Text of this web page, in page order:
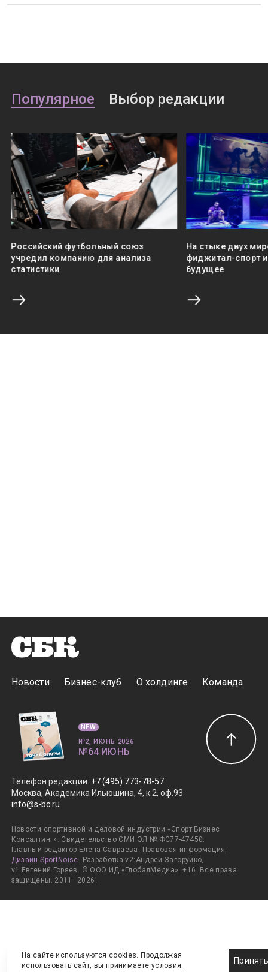
Популярное Выбор редакции
Российский футбольный союз
учредил компанию для анализа
статистики
На стыке двух
фиджитал-спорт
будущее
Новости Бизнес-клуб О холдинге Команда
Телефон редакции: +7 (495) 773-78-57
Москва, Академика Ильюшина, 4, к.2, оф.93
info@s-bc.ru
Новости спортивной и деловой индустрии «Спорт Бизнес
Консалтинг». Свидетельство СМИ ЭЛ № ФС77-47450.
Главный редактор Елена Савраева. Правовая информация.
Дизайн SportNoise. Разработка v2:Андрей Загоруйко,
v1:Евгений Горяев. © ООО ИД «ГлобалМедиа». +16. Все права
защищены. 2011–2026.
NEW
№2, ИЮНЬ 2026
№64 ИЮНЬ
На сайте используются cookies. Продолжая
использовать сайт, вы принимаете условия.
Принять